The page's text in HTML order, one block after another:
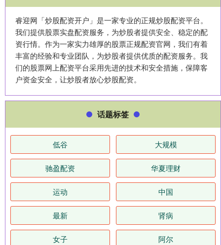
睿迎网「炒股配资开户」是一家专业的正规炒股配资平台。
我们提供股票实盘配资服务，为炒股者提供安全、稳定的配
资行情。作为一家实力雄厚的股票正规配资官网，我们有着
丰富的经验和专业团队，为炒股者提供优质的配资服务。我
们的股票网上配资平台采用先进的技术和安全措施，保障客
户资金安全，让炒股者放心炒股配资。
话题标签
低谷 大规模
驰盈配资 华夏理财
运动 中国
最新 肾病
女子 阿尔